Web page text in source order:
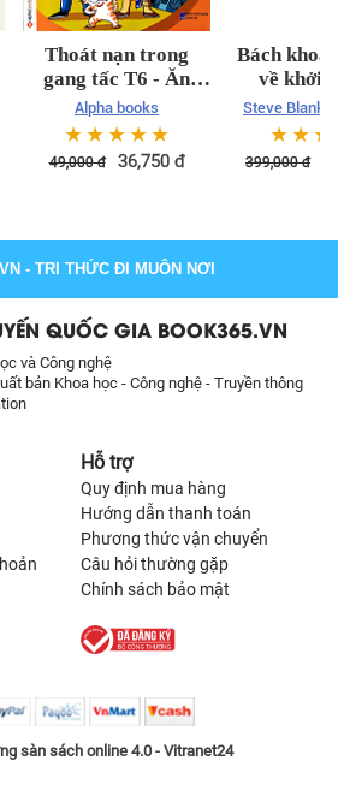
Thoát nạn trong
gang tấc T6 - Ăn
uống và sức khỏe
Alpha books
☆☆☆☆☆
49,000đ 36,750đ
Bách khoa
về khởi
Steve Blank
☆☆☆
399,000đ
- TRI THỨC ĐI MUÔN NƠI
QUỐC GIA BOOK365.VN
và Công nghệ
bản Khoa học - Công nghệ - Truyền thông
Hỗ trợ
Quy định mua hàng
Hướng dẫn thanh toán
Phương thức vận chuyển
Câu hỏi thường gặp
Chính sách bảo mật
sàn sách online 4.0 - Vitranet24